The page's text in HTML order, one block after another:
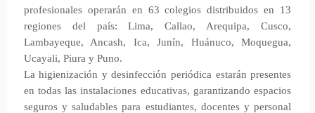
profesionales operarán en 63 colegios distribuidos en 13
regiones del país: Lima, Callao, Arequipa, Cusco,
Lambayeque, Ancash, Ica, Junín, Huánuco, Moquegua,
Ucayali, Piura y Puno.
La higienización y desinfección periódica estarán presentes
en todas las instalaciones educativas, garantizando espacios
seguros y saludables para estudiantes, docentes y personal